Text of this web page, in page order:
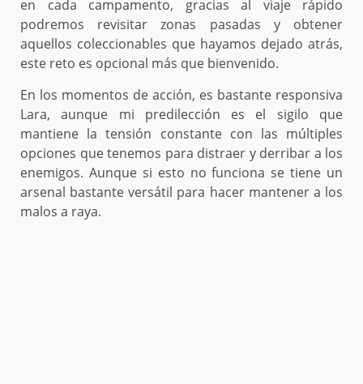
en cada campamento, gracias al viaje rápido
podremos revisitar zonas pasadas y obtener
aquellos coleccionables que hayamos dejado atrás,
este reto es opcional más que bienvenido.
En los momentos de acción, es bastante responsiva
Lara, aunque mi predilección es el sigilo que
mantiene la tensión constante con las múltiples
opciones que tenemos para distraer y derribar a los
enemigos. Aunque si esto no funciona se tiene un
arsenal bastante versátil para hacer mantener a los
malos a raya.